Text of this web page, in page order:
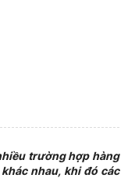
trường hợp hàng
nhau, khi đó các